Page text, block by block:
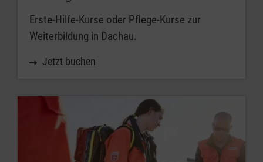
Erste-Hilfe-Kurse oder Pflege-Kurse zur
Weiterbildung in Dachau.
Jetzt buchen